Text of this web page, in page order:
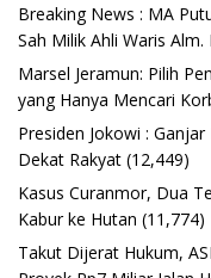
Breaking News : MA
Sah Milik Ahli Waris
Marsel Jeramun: Pilih
yang Hanya Mencari
Presiden Jokowi :
Dekat Rakyat (12,449)
Kasus Curanmor, Dua
Kabur ke Hutan (11,774)
Takut Dijerat Hukum,